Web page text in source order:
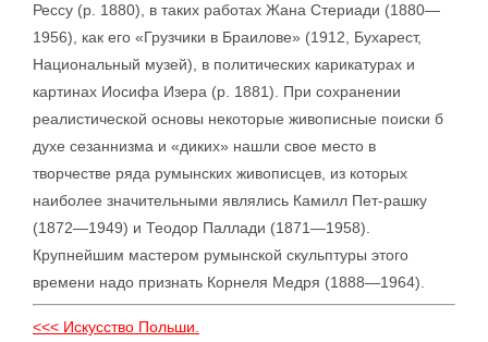
Рессу (р. 1880), в таких работах Жана Стериади (1880—
1956), как его «Грузчики в Браилове» (1912, Бухарест,
Национальный музей), в политических карикатурах и
картинах Иосифа Изера (р. 1881). При сохранении
реалистической основы некоторые живописные поиски б
духе сезаннизма и «диких» нашли свое место в
творчестве ряда румынских живописцев, из которых
наиболее значительными являлись Камилл Пет-рашку
(1872—1949) и Теодор Паллади (1871—1958).
Крупнейшим мастером румынской скульптуры этого
времени надо признать Корнеля Медря (1888—1964).
<<< Искусство Польши.